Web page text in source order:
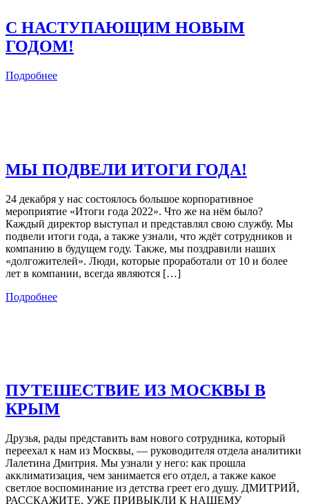
С НАСТУПАЮЩИМ НОВЫМ
ГОДОМ!
Подробнее
МЫ ПОДВЕЛИ ИТОГИ ГОДА!
24 декабря у нас состоялось большое корпоративное
мероприятие «Итоги года 2022». Что же на нём было?
Каждый директор выступал и представлял свою службу. Мы
подвели итоги года, а также узнали, что ждёт сотрудников и
компанию в будущем году. Также, мы поздравили наших
«долгожителей». Люди, которые проработали от 10 и более
лет в компании, всегда являются […]
Подробнее
ПУТЕШЕСТВИЕ ИЗ МОСКВЫ В
КРЫМ
Друзья, рады представить вам нового сотрудника, который
переехал к нам из Москвы, — руководителя отдела аналитики
Лалетина Дмитрия. Мы узнали у него: как прошла
акклиматизация, чем занимается его отдел, а также какое
светлое воспоминание из детства греет его душу. ДМИТРИЙ,
РАССКАЖИТЕ, УЖЕ ПРИВЫКЛИ К НАШЕМУ